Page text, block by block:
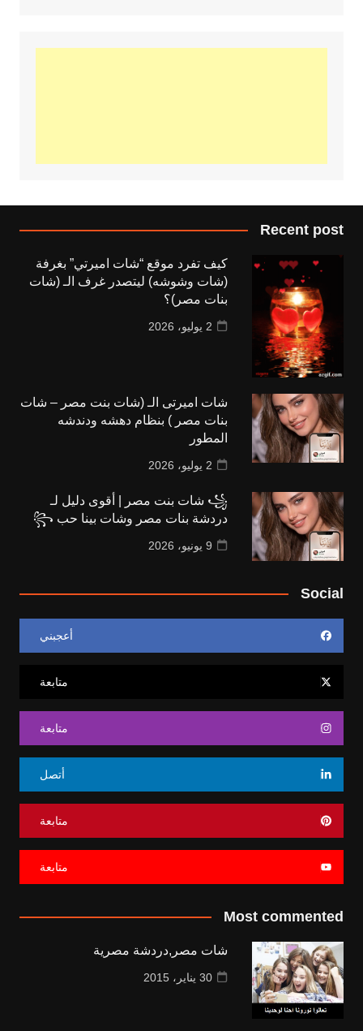
Recent post
كيف تفرد موقع “شات اميرتي” بغرفة
(شات وشوشه) ليتصدر غرف الـ (شات
بنات مصر)؟
2 يوليو، 2026
شات اميرتى الـ (شات بنت مصر – شات
بنات مصر ) بنظام دهشه ودندشه
المطور
2 يوليو، 2026
꧁ شات بنت مصر | أقوى دليل لـ
دردشة بنات مصر وشات بينا حب ꧂
9 يونيو، 2026
Social
أعجبني
متابعة
متابعة
أتصل
متابعة
متابعة
Most commented
شات مصر,دردشة مصرية
30 يناير، 2015